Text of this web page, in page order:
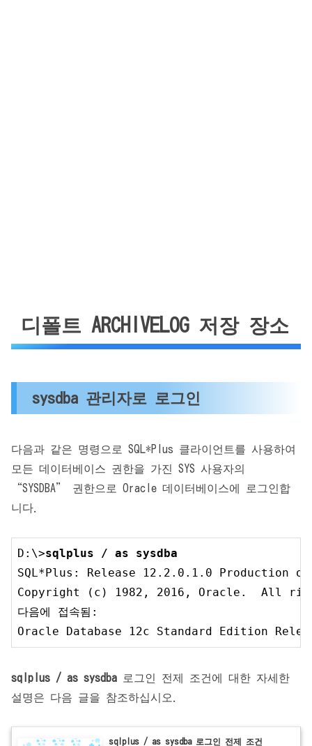
디폴트 ARCHIVELOG 저장 장소
sysdba 관리자로 로그인
다음과 같은 명령으로 SQL*Plus 클라이언트를 사용하여
모든 데이터베이스 권한을 가진 SYS 사용자의
“SYSDBA” 권한으로 Oracle 데이터베이스에 로그인합
니다.
D:\>
SQL*Plus: Release
12.2 .0 .1 .0 Production
Copyright (c)
1982 , 2016 , Oracle.  All
다음에 접속됨:
Oracle Database
12c Standard Edition
sqlplus / as sysdba 로그인 전제 조건에 대한 자세한
설명은 다음 글을 참조하십시오.
sqlplus / as sysdba 로그인 전제 조건